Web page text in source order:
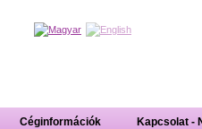
Céginformációk Kapcsolat -